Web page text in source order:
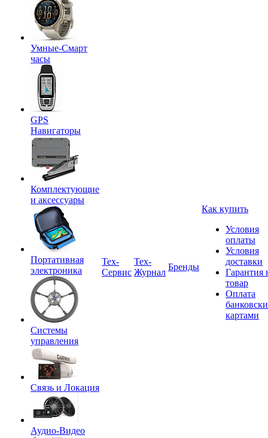
Умные-Смарт
часы
GPS
Навигаторы
Комплектующие
и аксессуары
Портативная
электроника
Системы
управления
Связь и Локация
Аудио-Видео
Tex-
Сервис
Тех-
Журнал
Бренды
Как купить
Условия
оплаты
Условия
доставки
Гарантия
товар
Оплата
картами